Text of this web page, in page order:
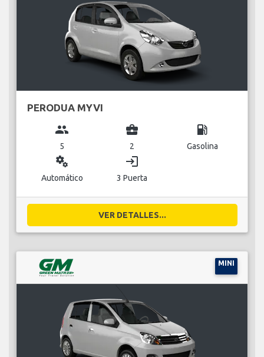
PERODUA MYVI
group
5
business_center
2
local_gas_station
Gasolina
miscellaneous_services
Automático
login
3 Puerta
VER DETALLES...
MINI